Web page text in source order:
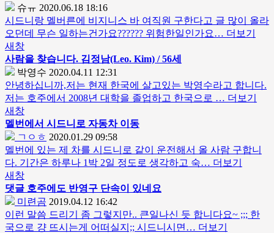
슈ㅠ 2020.06.18 18:16
시드니랑 멜버른에 비지니스 바 여직원 구한다고 글 많이 올라
오던데 무슨 일하는건가요?????? 위험한일인가요… 더보기
새창
사람을 찾습니다. 김정남(Leo. Kim) / 56세
박영수 2020.04.11 12:31
안녕하십니까,저는 현재 한국에 살고있는 박영수라고 합니다.
저는 호주에서 2008년 대학을 졸업하고 한국으로 … 더보기
새창
멜번에서 시드니 로 자동차 이동
ㄱㅇㅎ 2020.01.29 09:58
멜번에 있는 제 차를 시드니로 같이 운전해서 올 사람 구합니
다. 기간은 하루나 1박 2일 정도로 생각하고 숙… 더보기
새창
댓글 호주에도 반영구 단속이 있네요
미련곰 2019.04.12 16:42
이런 말씀 드리기 좀 그렇지만.. 큰일나신 듯 합니다요~ ;;; 한
국으로 걍 뜨시는게 어떠실지;; 시드니시면… 더보기